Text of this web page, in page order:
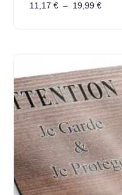
11,17 € – 19,99 €